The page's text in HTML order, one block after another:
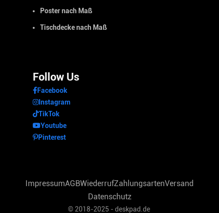
Poster nach Maß
Tischdecke nach Maß
Follow Us
Facebook
Instagram
TikTok
Youtube
Pinterest
© 2018-2025 - deskpad.de
ImpressumAGBWiederrufZahlungsartenVersand
Datenschutz